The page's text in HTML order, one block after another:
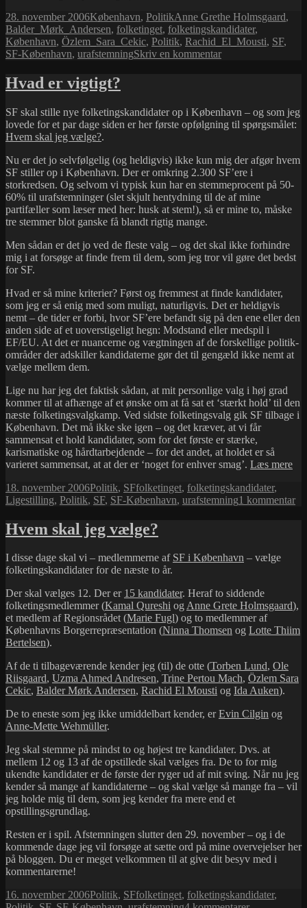
Udgivet
i
28. november 2006Kategorier
København, PolitikTags
Anne Grethe Holmsgaard,
Balder_Mørk_Andersen, folketinget, folketingskandidater,
København, Özlem_Sara_Cekic, Politik, Rachid_El_Mousti, SF,
SF-København, urafstemningSkriv en kommentartil
stemme
på
Hvad er vigtigt?
SF skal stille nye folketingskandidater op i København – og som jeg
lovede for et par dage siden er her første opfølgning til spørgsmålet:
Hvem skal jeg vælge?.
Nu er det jo selvfølgelig (og heldigvis) ikke kun mig der afgør hvem
SF stiller op i København. Der er omkring 2.300 SF’ere i
storkredsen. Og selvom vi typisk kun har en stemmeprocent på 50-
60% til urafstemninger (slet skjult hentydning til de af mine
partifæller som læser med her: husk at stem!), så er mine to, måske
tre stemmer blot ganske få blandt rigtig mange.
Men sådan er det jo ved de fleste valg – og det skal ikke forhindre
mig i at forsøge at finde frem til dem, som jeg tror vil gøre det bedst
for SF.
Hvad er så mine kriterier? Først og fremmest at finde kandidater,
som jeg er så enig med som muligt, naturligvis. Det er heldigvis
nemt – de tider er forbi, hvor SF’ere befandt sig på den ene eller den
anden side af et uoverstigeligt hegn: Modstand eller medspil i
EF/EU. At det er nuancerne og vægtningen af de forskellige politik-
områder der adskiller kandidaterne gør det til gengæld ikke nemt at
vælge mellem dem.
Lige nu har jeg det faktisk sådan, at mit personlige valg i høj grad
kommer til at afhænge af et ønske om at få sat et ‘stærkt hold’ til den
næste folketingsvalgkamp. Ved sidste folketingsvalg gik SF tilbage i
København. Det må ikke ske igen – og det kræver, at vi får
sammensat et hold kandidater, som for det første er stærke,
karismatiske og hårdtarbejdende – for det andet, at holdet er så
varieret sammensat, at at der er ‘noget for enhver smag’. Læs mere
Udgivet
i
18. november 2006Kategorier
Politik, SFTags
folketinget, folketingskandidater,
Ligestilling, Politik, SF, SF-København, urafstemning1 kommentartil
Hvem skal jeg vælge?
I disse dage skal vi – medlemmerne af SF i København – vælge
folketingskandidater for de næste to år.
Der skal vælges 12. Der er 15 kandidater. Heraf to siddende
folketingsmedlemmer (Kamal Qureshi ogAnne Grete Holmsgaard),
et medlem af Regionsrådet (Marie Fugl) og to medlemmer af
Københavns Borgerrepræsentation (Ninna Thomsen og Lotte Thiim
Bertelsen).
Af de ti tilbageværende kender jeg (til) de otte (Torben Lund, Ole
Riisgaard, Uzma Ahmed Andresen, Trine Pertou Mach, Özlem Sara
Cekic, Balder Mørk Andersen, Rachid El Mousti og Ida Auken).
De to eneste som jeg ikke umiddelbart kender, erEvin Cilgin og
Anne-Mette Wehmüller.
Jeg skal stemme på mindst to og højest tre kandidater. Dvs. at
mellem 12 og 13 af de opstillede skal vælges fra. De to for mig
ukendte kandidater er de første der ryger ud af mit sving. Når nu jeg
kender så mange af kandidaterne – og skal vælge så mange fra – vil
jeg holde mig til dem, som jeg kender fra mere end et
opstillingsgrundlag.
Resten er i spil. Afstemningen slutter den 29. november – og i de
kommende dage jeg vil forsøge at sætte ord på mine overvejelser her
på bloggen. Du er meget velkommen til at give dit besyv med i
kommentarerne!
Udgivet
16. november 2006Kategorier
Politik, SFTags
folketinget, folketingskandidater,